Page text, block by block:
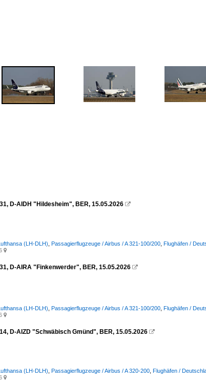
D-AIDH "Hildesheim", BER, 15.05.2026 
(LH-DLH) Passagierflugzeuge / Airbus / A 321-100/200 Flughäfen /

D-AIRA "Finkenwerder", BER, 15.05.2026 
(LH-DLH) Passagierflugzeuge / Airbus / A 321-100/200 Flughäfen /

D-AIZD "Schwäbisch Gmünd", BER, 15.05.2026 
(LH-DLH) Passagierflugzeuge / Airbus / A 320-200 Flughäfen /
